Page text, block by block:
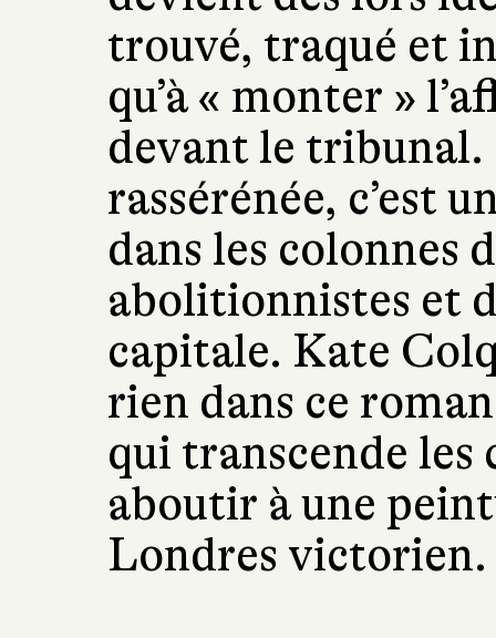
trouvé, traqué et
qu’à « monter »
devant le
rassérénée, c’est
dans les colonnes
abolitionnistes et
capitale. Kate
rien dans ce
qui transcende les
aboutir à une
Londres victorien.